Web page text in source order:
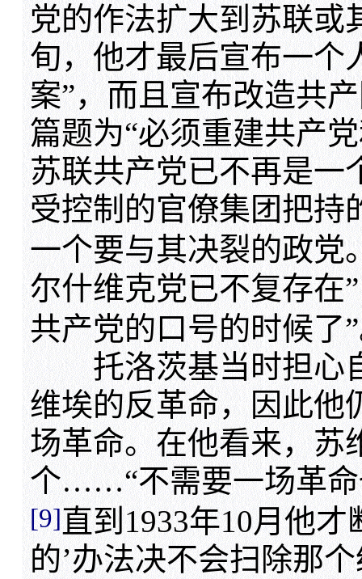
党的作法扩大到苏联或
旬，他才最后宣布一个
案”，而且宣布改造共
篇题为“必须重建共产
苏联共产党已不再是一
受控制的官僚集团把持
一个要与其决裂的政党
尔什维克党已不复存在
共产党的口号的时候了
托洛茨基当时担心
维埃的反革命，因此他
场革命。在他看来，苏
个……“不需要一场革命
[9]直到1933年10月他才
的’办法决不会扫除那